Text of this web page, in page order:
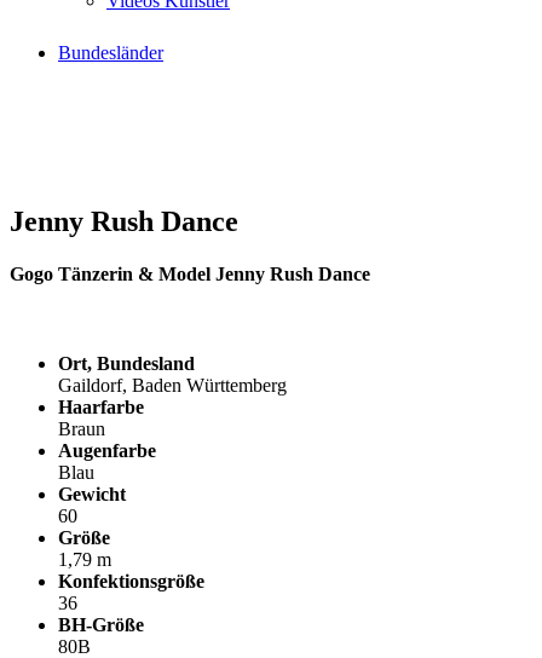
Bundesländer
Jenny Rush Dance
Gogo Tänzerin & Model Jenny Rush Dance
Ort, Bundesland
Gaildorf, Baden Württemberg
Haarfarbe
Braun
Augenfarbe
Blau
Gewicht
60
Größe
1,79 m
Konfektionsgröße
36
BH-Größe
80B